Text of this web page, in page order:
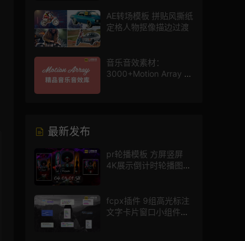
AE转场模板 拼贴风撕纸
定格人物抠像描边过渡
音乐音效素材：
3000+Motion Array 影
最新发布
pr轮播模板 方屏竖屏
4K展示倒计时轮播图
fcpx插件 9组高光标注
文字卡片窗口小组件浮